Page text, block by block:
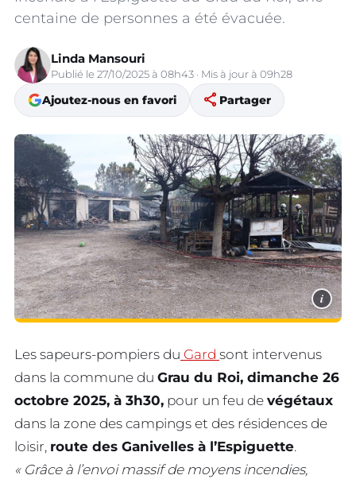
centaine de personnes a été évacuée.
Linda Mansouri
Publié le 27/10/2025 à 08h43 · Mis à jour à 09h28
Ajoutez-nous en favori share Partager
i
Les sapeurs-pompiers du Gard sont intervenus
dans la commune du Grau du Roi, dimanche 26
octobre 2025, à 3h30, pour un feu de végétaux
dans la zone des campings et des résidences de
loisir, route des Ganivelles à l’Espiguette.
« Grâce à l’envoi massif de moyens incendies,